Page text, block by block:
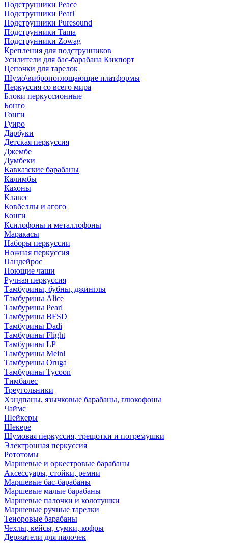
Подструнники Peace
Подструнники Pearl
Подструнники Puresound
Подструнники Tama
Подструнники Zowag
Крепления для подструнников
Усилители для бас-барабана Кикпорт
Цепочки для тарелок
Шумо\вибропоглощающие платформы
Перкуссия со всего мира
Блоки перкуссионные
Бонго
Гонги
Гуиро
Дарбуки
Детская перкуссия
Джембе
Думбеки
Кавказские барабаны
Калимбы
Кахоны
Клавес
Ковбеллы и агого
Конги
Ксилофоны и металлофоны
Маракасы
Наборы перкуссии
Ножная перкуссия
Пандейрос
Поющие чаши
Ручная перкуссия
Тамбурины, бубны, джинглы
Тамбурины Alice
Тамбурины Pearl
Тамбурины BFSD
Тамбурины Dadi
Тамбурины Flight
Тамбурины LP
Тамбурины Meinl
Тамбурины Oruga
Тамбурины Tycoon
Тимбалес
Треугольники
Хэндпаны, язычковые барабаны, глюкофоны
Чаймс
Шейкеры
Шекере
Шумовая перкуссия, трещотки и погремушки
Электронная перкуссия
Рототомы
Маршевые и оркестровые барабаны
Аксессуары, стойки, ремни
Маршевые бас-барабаны
Маршевые малые барабаны
Маршевые палочки и колотушки
Маршевые ручные тарелки
Теноровые барабаны
Чехлы, кейсы, сумки, кофры
Держатели для палочек